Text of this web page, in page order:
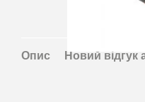
Опис Новий відгук